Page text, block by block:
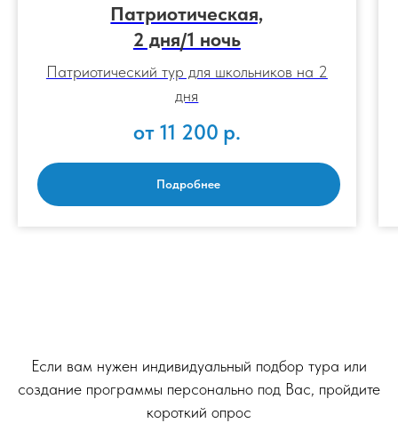
Патриотическая,
2 дня/1 ночь
Патриотический тур для школьников на 2
дня
от 11 200 р.
Подробнее
Если вам нужен индивидуальный подбор тура или
создание программы персонально под Вас, пройдите
короткий опрос